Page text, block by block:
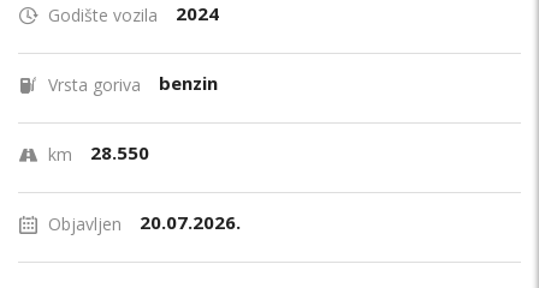
Godište vozila 2024
Vrsta goriva benzin
km 28.550
Objavljen 20.07.2026.